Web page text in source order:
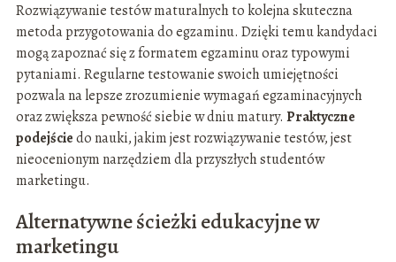
Rozwiązywanie testów maturalnych to kolejna skuteczna
metoda przygotowania do egzaminu. Dzięki temu kandydaci
mogą zapoznać się z formatem egzaminu oraz typowymi
pytaniami. Regularne testowanie swoich umiejętności
pozwala na lepsze zrozumienie wymagań egzaminacyjnych
oraz zwiększa pewność siebie w dniu matury. Praktyczne
podejściedo nauki, jakim jest rozwiązywanie testów, jest
nieocenionym narzędziem dla przyszłych studentów
marketingu.
Alternatywne ścieżki edukacyjne w
marketingu